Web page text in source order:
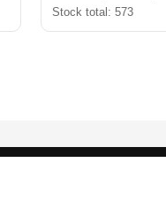
Stock total: 573